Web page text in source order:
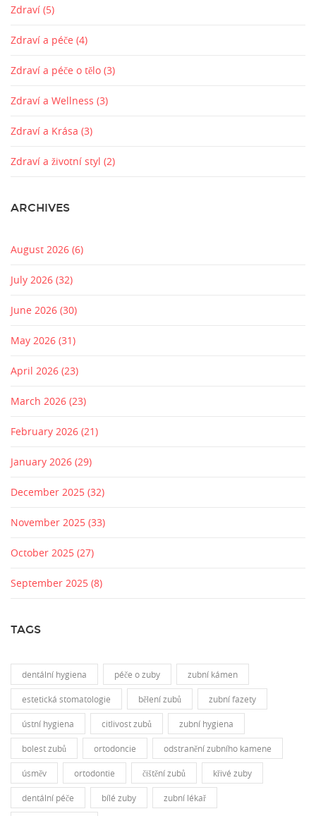
Zdraví (5)
Zdraví a péče (4)
Zdraví a péče o tělo (3)
Zdraví a Wellness (3)
Zdraví a Krása (3)
Zdraví a životní styl (2)
ARCHIVES
August 2026 (6)
July 2026 (32)
June 2026 (30)
May 2026 (31)
April 2026 (23)
March 2026 (23)
February 2026 (21)
January 2026 (29)
December 2025 (32)
November 2025 (33)
October 2025 (27)
September 2025 (8)
TAGS
dentální hygiena péče o zuby zubní kámen
estetická stomatologie bělení zubů zubní fazety
ústní hygiena citlivost zubů zubní hygiena
bolest zubů ortodoncie odstranění zubního kamene
úsměv ortodontie čištění zubů křivé zuby
dentální péče bílé zuby zubní lékař